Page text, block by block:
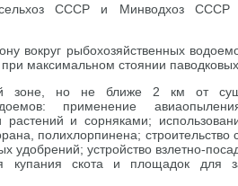
СССР и Минводхоз СССР
вокруг рыбохозяйственных
максимальном стоянии
зоне, но не ближе 2 км от
применение
растений и сорняками;
полихлорпинена; строительство
удобрений; устройство взлетно-
купания скота и площадок для